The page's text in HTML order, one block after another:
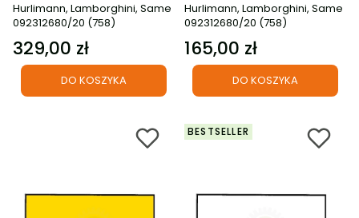
Hurlimann, Lamborghini, Same
092312680/20 (758)
Cena
329,00 zł
DO KOSZYKA
Hurlimann, Lamborghini, Same
092312680/20 (758)
Cena
165,00 zł
DO KOSZYKA
BESTSELLER